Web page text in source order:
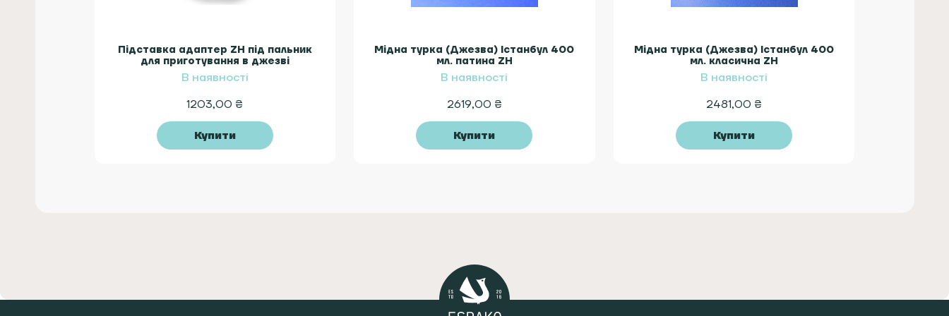
Підставка адаптер ZH під пальник
для приготування в джезві
В наявності
1203,00 ₴
Купити
Мідна турка (Джезва) Істанбул 400
мл. патина ZH
В наявності
2619,00 ₴
Купити
Мідна турка (Джезва) Істанбул 400
мл. класична ZH
В наявності
2481,00 ₴
Купити